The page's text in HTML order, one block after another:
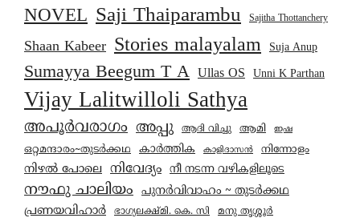
NOVEL Saji Thaiparambu Sajitha Thottanchery
Shaan Kabeer Stories malayalam Suja Anup
Sumayya Beegum T A Ullas OS Unni K Parthan
Vijay Lalitwilloli Sathya
അപൂർവരാഗം അപ്പു ആദി വിച്ചു ആമി ഇഷ
ഒറ്റമന്ദാരം~തുടർക്കഥ കാര്‍ത്തിക കാളിദാസൻ നിന്നോളം
നിഴൽ പോലെ നിവേദ്യം നീ നടന്ന വഴികളിലൂടെ
നൗഫു ചാലിയം പുനർവിവാഹം ~ തുടർക്കഥ
പ്രണയവിഹാർ ഭാഗ്യലക്ഷ്മി. കെ. സി മനു തൃശ്ശൂർ